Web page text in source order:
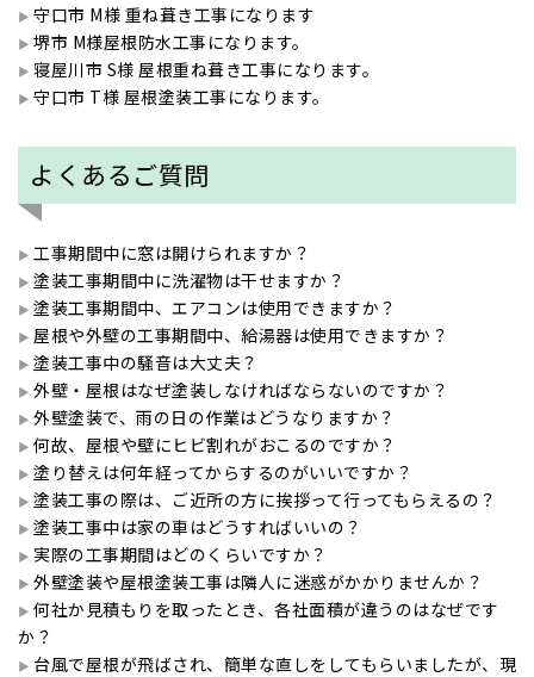
守口市 M様 重ね葺き工事になります
堺市 M様屋根防水工事になります。
寝屋川市 S様 屋根重ね葺き工事になります。
守口市 T様 屋根塗装工事になります。
よくあるご質問
工事期間中に窓は開けられますか？
塗装工事期間中に洗濯物は干せますか？
塗装工事期間中、エアコンは使用できますか？
屋根や外壁の工事期間中、給湯器は使用できますか？
塗装工事中の騒音は大丈夫？
外壁・屋根はなぜ塗装しなければならないのですか？
外壁塗装で、雨の日の作業はどうなりますか？
何故、屋根や壁にヒビ割れがおこるのですか？
塗り替えは何年経ってからするのがいいですか？
塗装工事の際は、ご近所の方に挨拶って行ってもらえるの？
塗装工事中は家の車はどうすればいいの？
実際の工事期間はどのくらいですか？
外壁塗装や屋根塗装工事は隣人に迷惑がかかりませんか？
何社か見積もりを取ったとき、各社面積が違うのはなぜです
か？
台風で屋根が飛ばされ、簡単な直しをしてもらいましたが、現